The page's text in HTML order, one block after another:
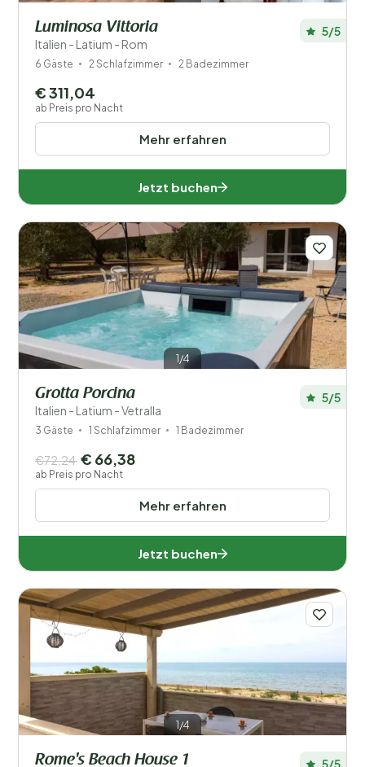
Luminosa Vittoria
Italien - Latium - Rom
5/5
6 Gäste 2 Schlafzimmer 2 Badezimmer
Mehr erfahren
€ 311,04
ab Preis pro Nacht
Jetzt buchen
1/4
Grotta Porcina
Italien - Latium - Vetralla
5/5
3 Gäste 1 Schlafzimmer 1 Badezimmer
Mehr erfahren
€72,24 € 66,38
ab Preis pro Nacht
Jetzt buchen
1/4
Rome's Beach House 1 5/5